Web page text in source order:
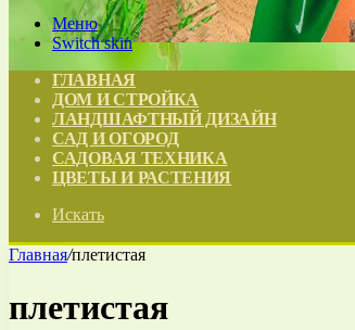
Меню
Switch skin
ГЛАВНАЯ
ДОМ И СТРОЙКА
ЛАНДШАФТНЫЙ ДИЗАЙН
САД И ОГОРОД
САДОВАЯ ТЕХНИКА
ЦВЕТЫ И РАСТЕНИЯ
Искать
Главная/плетистая
плетистая